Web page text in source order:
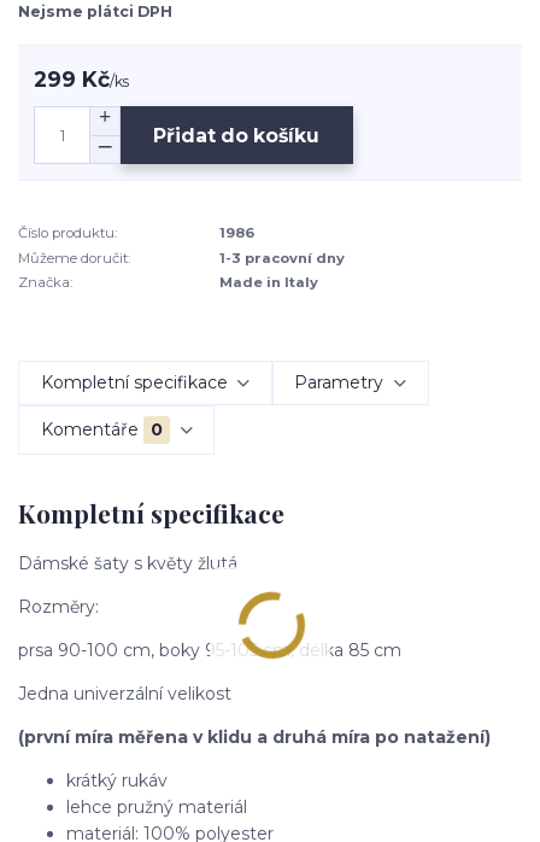
Nejsme plátci DPH
299 Kč/ks
Přidat do košíku
Číslo produktu:
1986
Můžeme doručit:
1-3 pracovní dny
Značka:
Made in Italy
Kompletní specifikace Parametry
Komentáře 0
Kompletní specifikace
Dámské šaty s květy žlutá
Rozměry:
prsa 90-100 cm, boky 95-105 cm, délka 85 cm
Jedna univerzální velikost
(první míra měřena v klidu a druhá míra po natažení)
krátký rukáv
lehce pružný materiál
materiál: 100% polyester